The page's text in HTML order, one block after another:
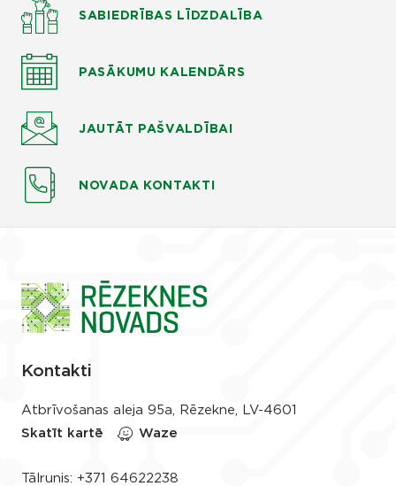
SABIEDRĪBAS LĪDZDALĪBA
PASĀKUMU KALENDĀRS
JAUTĀT PAŠVALDĪBAI
NOVADA KONTAKTI
Kontakti
Atbrīvošanas aleja 95a, Rēzekne, LV-4601
Skatīt kartē
Waze
Tālrunis: +371 64622238